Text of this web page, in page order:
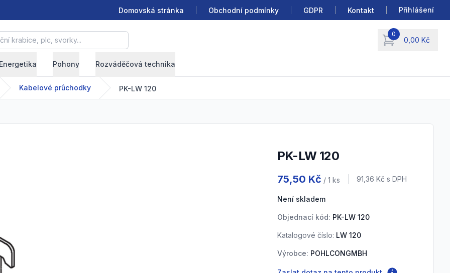
Domovská stránka Obchodní podmínky GDPR Kontakt Přihlášení
plc, svorky... 0
0,00 Kč
items in cart, view
Energetika Pohony Rozváděčová technika
Kabelové průchodky PK-LW 120
PK-LW 120
75,50 Kč / 1 ks Cena s DPH
91,36 Kč s DPH
Není skladem
Objednací kód: PK-LW 120
Katalogové číslo: LW 120
Výrobce: POHLCONGMBH